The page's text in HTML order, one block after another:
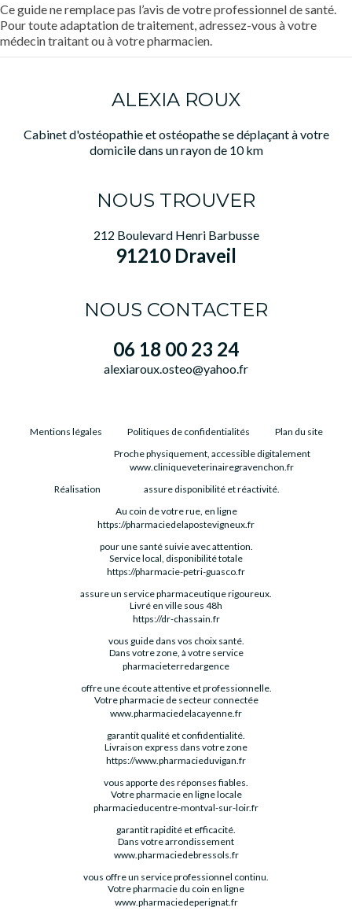
Ce guide ne remplace pas l’avis de votre professionnel de santé.
Pour toute adaptation de traitement, adressez-vous à votre
médecin traitant ou à votre pharmacien.
ALEXIA ROUX
Cabinet d'ostéopathie et ostéopathe se déplaçant à votre
domicile dans un rayon de 10 km
NOUS TROUVER
212 Boulevard Henri Barbusse
91210 Draveil
NOUS CONTACTER
06 18 00 23 24
alexiaroux.osteo@yahoo.fr
Mentions légales Politiques de confidentialités Plan du site
Réalisation
Proche physiquement, accessible digitalement
www.cliniqueveterinairegravenchon.fr
assure disponibilité et réactivité.
Au coin de votre rue, en ligne
https://pharmaciedelapostevigneux.fr
pour une santé suivie avec attention.
Service local, disponibilité totale
https://pharmacie-petri-guasco.fr
assure un service pharmaceutique rigoureux.
Livré en ville sous 48h
https://dr-chassain.fr
vous guide dans vos choix santé.
Dans votre zone, à votre service
pharmacieterredargence
offre une écoute attentive et professionnelle.
Votre pharmacie de secteur connectée
www.pharmaciedelacayenne.fr
garantit qualité et confidentialité.
Livraison express dans votre zone
https://www.pharmacieduvigan.fr
vous apporte des réponses fiables.
Votre pharmacie en ligne locale
pharmacieducentre-montval-sur-loir.fr
garantit rapidité et efficacité.
Dans votre arrondissement
www.pharmaciedebressols.fr
vous offre un service professionnel continu.
Votre pharmacie du coin en ligne
www.pharmaciedeperignat.fr